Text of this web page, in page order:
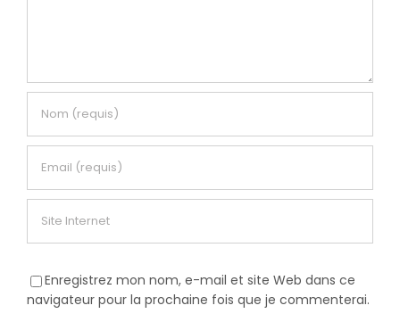
Enregistrez mon nom, e-mail et site Web dans ce
navigateur pour la prochaine fois que je commenterai.